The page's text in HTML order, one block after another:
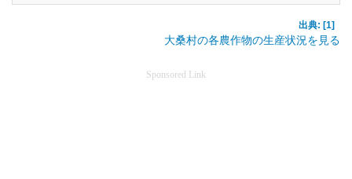
出典: [1]
大桑村の各農作物の生産状況を見る
Sponsored Link